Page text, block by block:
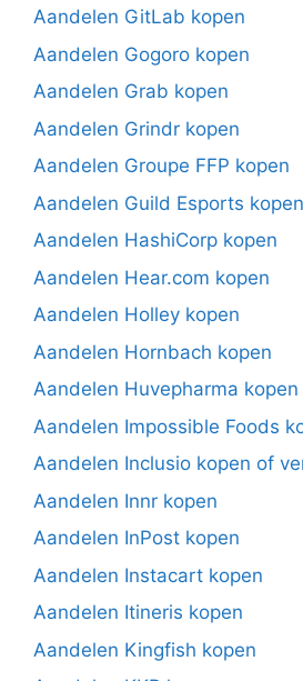
Aandelen GitLab kopen
Aandelen Gogoro kopen
Aandelen Grab kopen
Aandelen Grindr kopen
Aandelen Groupe FFP kopen
Aandelen Guild Esports kopen
Aandelen HashiCorp kopen
Aandelen Hear.com kopen
Aandelen Holley kopen
Aandelen Hornbach kopen
Aandelen Huvepharma kopen
Aandelen Impossible Foods
Aandelen Inclusio kopen of
Aandelen Innr kopen
Aandelen InPost kopen
Aandelen Instacart kopen
Aandelen Itineris kopen
Aandelen Kingfish kopen